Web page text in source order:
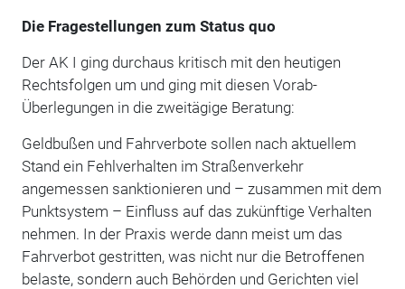
Die Fragestellungen zum Status quo
Der AK I ging durchaus kritisch mit den heutigen
Rechtsfolgen um und ging mit diesen Vorab-
Überlegungen in die zweitägige Beratung:
Geldbußen und Fahrverbote sollen nach aktuellem
Stand ein Fehlverhalten im Straßenverkehr
angemessen sanktionieren und – zusammen mit dem
Punktsystem – Einfluss auf das zukünftige Verhalten
nehmen. In der Praxis werde dann meist um das
Fahrverbot gestritten, was nicht nur die Betroffenen
belaste, sondern auch Behörden und Gerichten viel